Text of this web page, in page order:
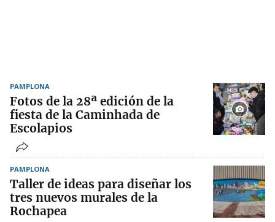
PAMPLONA
Fotos de la 28ª edición de la
fiesta de la Caminhada de
Escolapios
PAMPLONA
Taller de ideas para diseñar los
tres nuevos murales de la
Rochapea